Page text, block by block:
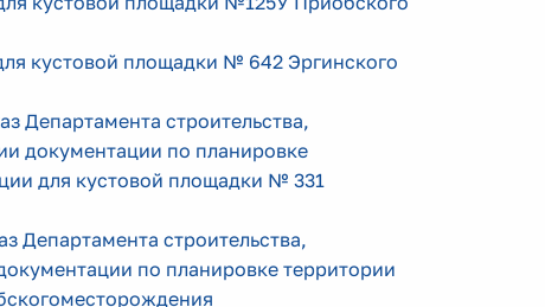
кустовой площадки № 642 Эргинского
Департамента строительства,
по планировке
для кустовой площадки № 331
Департамента строительства,
по планировке территории